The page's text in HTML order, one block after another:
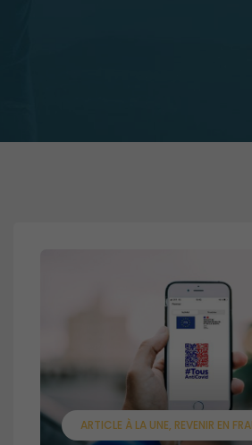
ARTICLE À LA UNE REVENIR EN